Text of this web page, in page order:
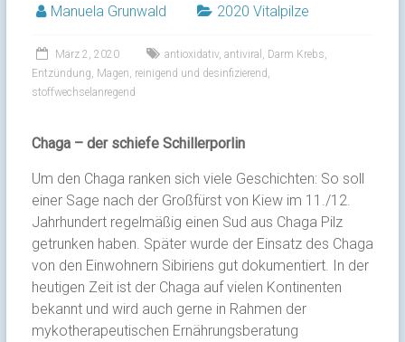
Manuela Grunwald 2020 Vitalpilze
März 2, 2020 antioxidativ, antiviral Darm Krebs
Entzündung Magen reinigend und desinfizierend
stoffwechselanregend
Chaga – der schiefe Schillerporlin
Um den Chaga ranken sich viele Geschichten: So soll
einer Sage nach der Großfürst von Kiew im 11./12.
Jahrhundert regelmäßig einen Sud aus Chaga Pilz
getrunken haben. Später wurde der Einsatz des Chaga
von den Einwohnern Sibiriens gut dokumentiert. In der
heutigen Zeit ist der Chaga auf vielen Kontinenten
bekannt und wird auch gerne in Rahmen der
mykotherapeutischen Ernährungsberatung